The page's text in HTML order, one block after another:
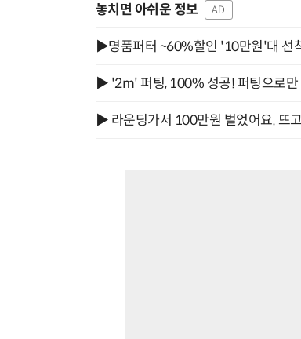
놓치면 아쉬운 정보 AD
▶명품퍼터 ~60%할인 '10만원'대 선
▶ '2m' 퍼팅, 100% 성공! 퍼팅으로만
▶ 라운딩가서 100만원 벌었어요. 뜨